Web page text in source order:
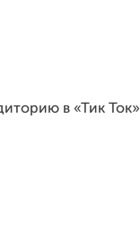
в «Тик Ток»